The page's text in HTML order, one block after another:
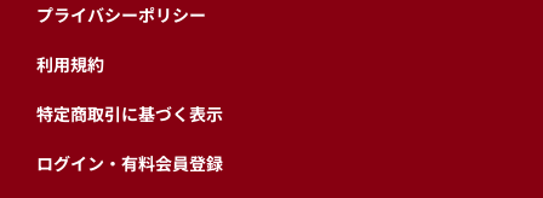
プライバシーポリシー
利用規約
特定商取引に基づく表示
ログイン・有料会員登録